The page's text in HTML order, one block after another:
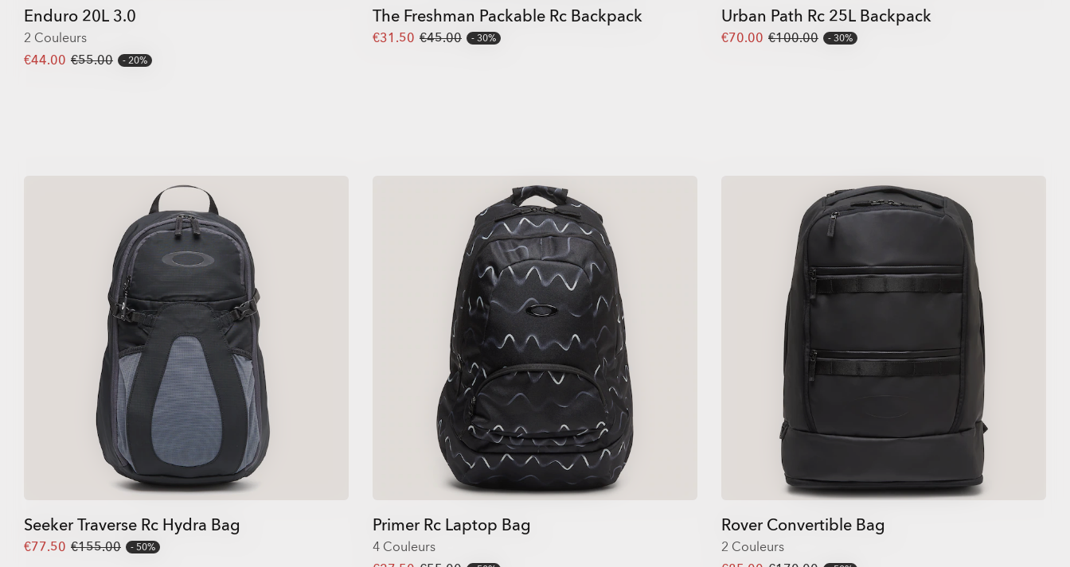
Enduro 20L 3.0
2 Couleurs
€44.00 €55.00 20%
The Freshman Packable Rc Backpack
€31.50 €45.00 30%
Urban Path Rc 25L Backpack
€70.00 €100.00 30%
Seeker Traverse Rc Hydra Bag
€77.50 €155.00 50%
Primer Rc Laptop Bag
4 Couleurs
Rover Convertible Bag
2 Couleurs